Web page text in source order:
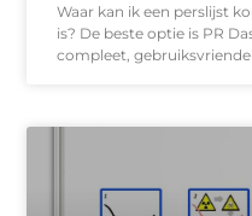
Waar kan ik een perslijst
is? De beste optie is PR
compleet,